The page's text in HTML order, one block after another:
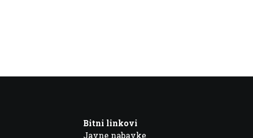
Bitni linkovi
Javne nabavke